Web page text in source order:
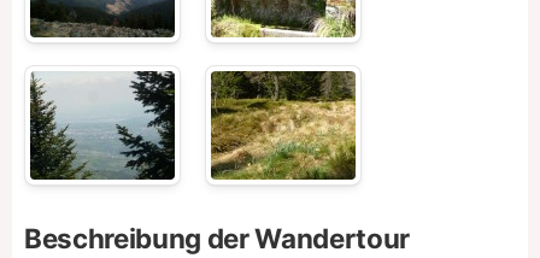
Beschreibung der Wandertour